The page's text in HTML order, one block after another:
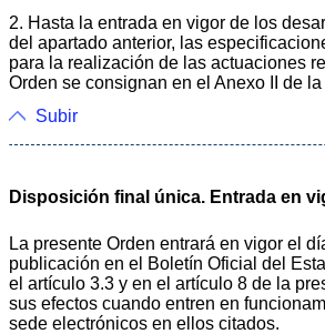
2. Hasta la entrada en vigor de los
del apartado anterior, las
para la realización de las actuaciones
Orden se consignan en el Anexo II de la
Subir
Disposición final única. Entrada en
La presente Orden entrará en vigor el
publicación en el Boletín Oficial del
el artículo 3.3 y en el artículo 8 de la
sus efectos cuando entren en
sede electrónicos en ellos citados.